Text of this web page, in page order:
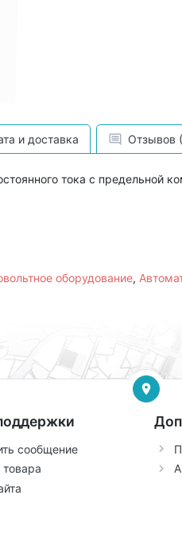
и доставка Отзывов
тока с предельной
оборудование,
сообщение
товара